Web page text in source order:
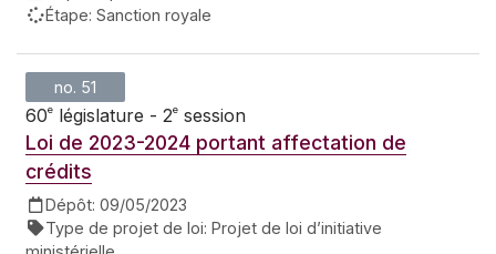
Étape: Sanction royale
no. 51
60e législature - 2e session
Loi de 2023-2024 portant affectation de
crédits
Dépôt: 09/05/2023
Type de projet de loi: Projet de loi d’initiative